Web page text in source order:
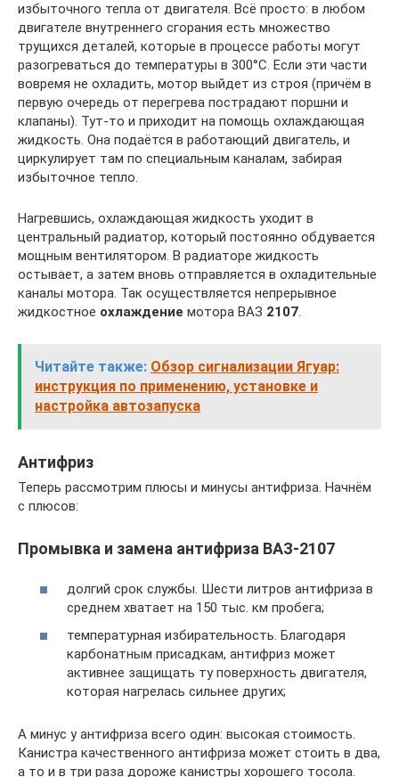
избыточного тепла от двигателя. Всё просто: в любом
двигателе внутреннего сгорания есть множество
трущихся деталей, которые в процессе работы могут
разогреваться до температуры в 300°C. Если эти части
вовремя не охладить, мотор выйдет из строя (причём в
первую очередь от перегрева пострадают поршни и
клапаны). Тут-то и приходит на помощь охлаждающая
жидкость. Она подаётся в работающий двигатель, и
циркулирует там по специальным каналам, забирая
избыточное тепло.
Нагревшись, охлаждающая жидкость уходит в
центральный радиатор, который постоянно обдувается
мощным вентилятором. В радиаторе жидкость
остывает, а затем вновь отправляется в охладительные
каналы мотора. Так осуществляется непрерывное
жидкостное охлаждение мотора ВАЗ 2107.
Читайте также: Обзор сигнализации Ягуар:
инструкция по применению, установке и
настройка автозапуска
Антифриз
Теперь рассмотрим плюсы и минусы антифриза. Начнём
с плюсов:
Промывка и замена антифриза ВАЗ-2107
долгий срок службы. Шести литров антифриза в
среднем хватает на 150 тыс. км пробега;
температурная избирательность. Благодаря
карбонатным присадкам, антифриз может
активнее защищать ту поверхность двигателя,
которая нагрелась сильнее других;
А минус у антифриза всего один: высокая стоимость.
Канистра качественного антифриза может стоить в два,
а то и в три раза дороже канистры хорошего тосола.